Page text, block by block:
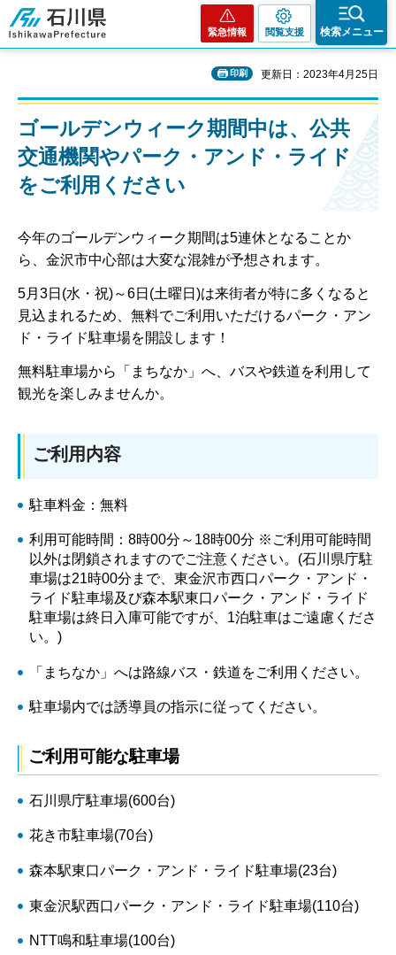
石川県
緊急情報 閲覧支援 検索メニュー
印刷 更新日：2023年4月25日
ゴールデンウィーク期間中は、公共
交通機関やパーク・アンド・ライド
をご利用ください
今年のゴールデンウィーク期間は5連休となることか
ら、金沢市中心部は大変な混雑が予想されます。
5月3日(水・祝)～6日(土曜日)は来街者が特に多くなると
見込まれるため、無料でご利用いただけるパーク・アン
ド・ライド駐車場を開設します！
無料駐車場から「まちなか」へ、バスや鉄道を利用して
観光を楽しみませんか。
ご利用内容
駐車料金：無料
利用可能時間：8時00分～18時00分 ※ご利用可能時間
以外は閉鎖されますのでご注意ください。(石川県庁駐
車場は21時00分まで、東金沢市西口パーク・アンド・
ライド駐車場及び森本駅東口パーク・アンド・ライド
駐車場は終日入庫可能ですが、1泊駐車はご遠慮くださ
い。)
「まちなか」へは路線バス・鉄道をご利用ください。
駐車場内では誘導員の指示に従ってください。
ご利用可能な駐車場
石川県庁駐車場(600台)
花き市駐車場(70台)
森本駅東口パーク・アンド・ライド駐車場(23台)
東金沢駅西口パーク・アンド・ライド駐車場(110台)
NTT鳴和駐車場(100台)